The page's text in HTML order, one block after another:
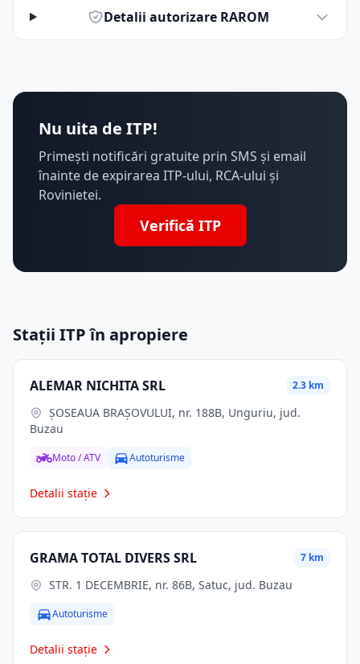
Detalii autorizare RAROM
Nu uita de ITP!
Primești notificări gratuite prin SMS și email
înainte de expirarea ITP-ului, RCA-ului și
Rovinietei.
Verifică ITP
Stații ITP în apropiere
ALEMAR NICHITA SRL 2.3 km
Buzau
Moto / ATV Autoturisme
Detalii stație
GRAMA TOTAL DIVERS SRL 7 km
STR. 1 DECEMBRIE, nr. 86B, Satuc, jud. Buzau
Autoturisme
Detalii stație